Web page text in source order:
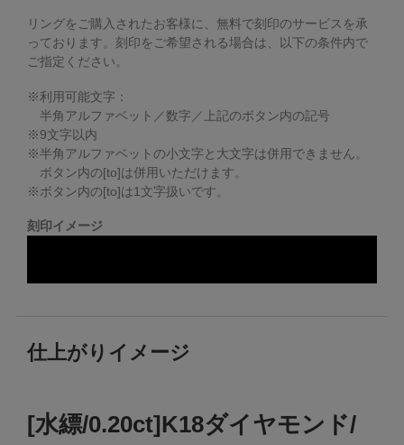
リングをご購入されたお客様に、無料で刻印のサービスを承
っております。 刻印をご希望される場合は、以下の条件内で
ご指定ください。
※利用可能文字：
半角アルファベット／数字／上記のボタン内の記号
※9文字以内
※半角アルファベットの小文字と大文字は併用できません。
ボタン内の[to]は併用いただけます。
※ボタン内の[to]は1文字扱いです。
刻印イメージ
仕上がりイメージ
[水縹/0.20ct]K18ダイヤモンド/